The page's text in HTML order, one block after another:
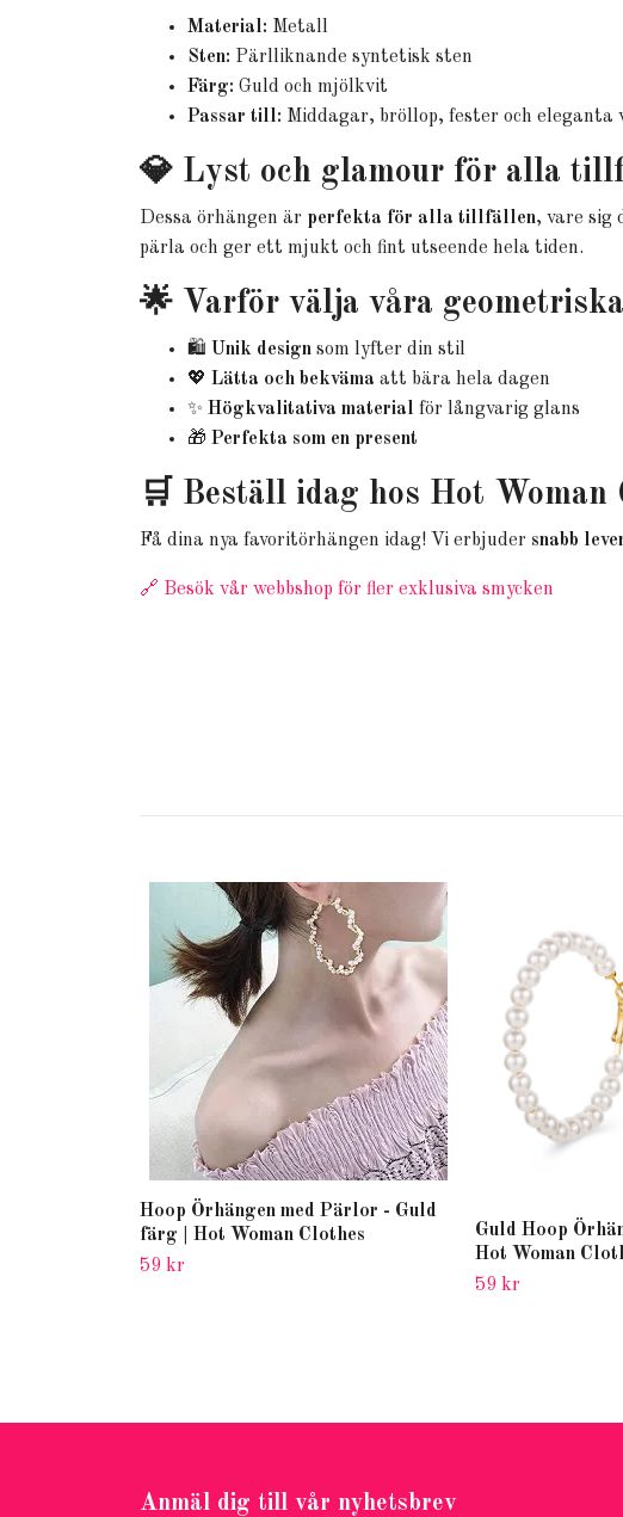
Material: Metall
Sten: Pärlliknande syntetisk sten
Färg: Guld och mjölkvit
Passar till: Middagar, bröllop, fester och eleganta
💎 Lyst och glamour för alla
Dessa örhängen är perfekta för alla tillfällen, vare sig
pärla och ger ett mjukt och fint utseende hela tiden.
🌟 Varför välja våra
🛍 Unik design som lyfter din stil
💖 Lätta och bekväma att bära hela dagen
✨ Högkvalitativa material för långvarig glans
🎁 Perfekta som en present
🛒 Beställ idag hos Hot Woman
Få dina nya favoritörhängen idag! Vi erbjuder snabb
🔗 Besök vår webbshop för fler exklusiva smycken
Hoop Örhängen med Pärlor - Guld
färg | Hot Woman Clothes
59 kr
Guld Hoop
Hot Woman
59 kr
Anmäl dig till vår nyhetsbrev